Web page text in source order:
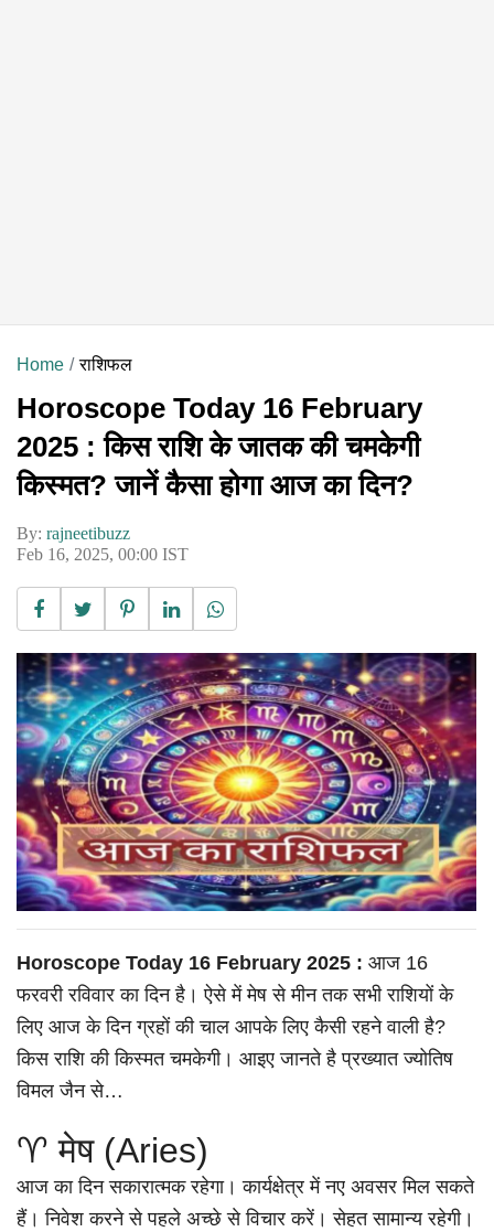
Home राशिफल
Horoscope Today 16 February
2025 : किस राशि के जातक की चमकेगी
किस्मत? जानें कैसा होगा आज का दिन?
By: rajneetibuzz
Feb 16, 2025, 00:00 IST
Horoscope Today 16 February 2025 : आज 16
फरवरी रविवार का दिन है। ऐसे में मेष से मीन तक सभी राशियों के
लिए आज के दिन ग्रहों की चाल आपके लिए कैसी रहने वाली है?
किस राशि की किस्मत चमकेगी। आइए जानते है प्रख्यात ज्योतिष
विमल जैन से…
♈ मेष (Aries)
आज का दिन सकारात्मक रहेगा। कार्यक्षेत्र में नए अवसर मिल सकते
हैं। निवेश करने से पहले अच्छे से विचार करें। सेहत सामान्य रहेगी।